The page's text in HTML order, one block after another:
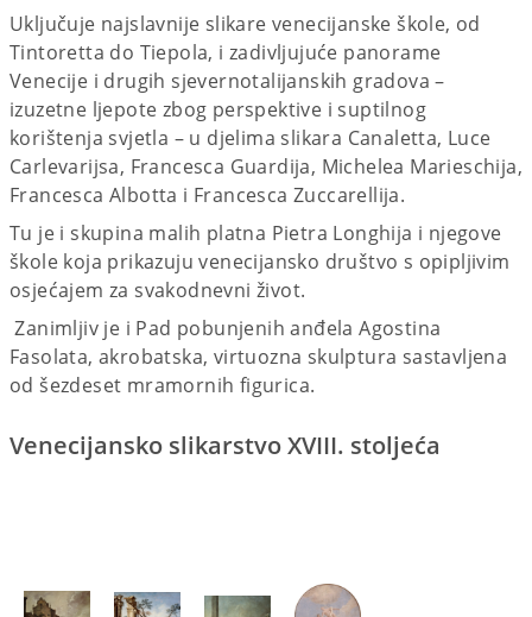
Uključuje najslavnije slikare venecijanske škole, od
Tintoretta do Tiepola, i zadivljujuće panorame
Venecije i drugih sjevernotalijanskih gradova –
izuzetne ljepote zbog perspektive i suptilnog
korištenja svjetla – u djelima slikara Canaletta, Luce
Carlevarijsa, Francesca Guardija, Michelea Marieschija,
Francesca Albotta i Francesca Zuccarellija.
Tu je i skupina malih platna Pietra Longhija i njegove
škole koja prikazuju venecijansko društvo s opipljivim
osjećajem za svakodnevni život.
Zanimljiv je i Pad pobunjenih anđela Agostina
Fasolata, akrobatska, virtuozna skulptura sastavljena
od šezdeset mramornih figurica.
Venecijansko slikarstvo XVIII. stoljeća